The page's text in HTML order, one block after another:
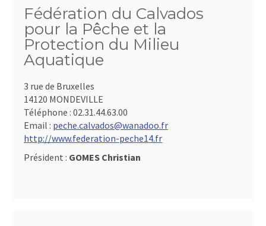
Fédération du Calvados
pour la Pêche et la
Protection du Milieu
Aquatique
3 rue de Bruxelles
14120 MONDEVILLE
Téléphone : 02.31.44.63.00
Email : peche.calvados@wanadoo.fr
http://www.federation-peche14.fr
Président : GOMES Christian